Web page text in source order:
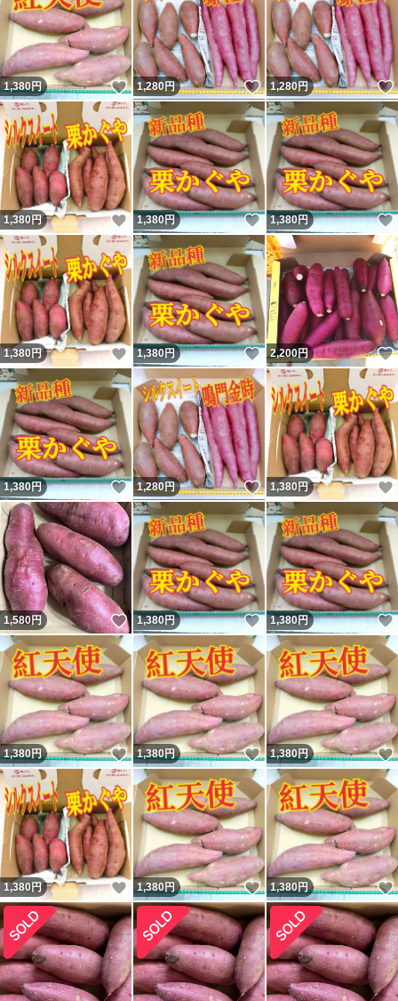
1,380円 いいね！
1,280円 いいね！
1,280円
1,380円 いいね！
1,380円 いいね！
1,380円
1,380円 いいね！
1,380円 いいね！
2,200円
1,380円 いいね！
1,280円 いいね！
1,380円
1,580円 いいね！
1,380円 いいね！
1,380円
1,380円 いいね！
1,380円 いいね！
1,380円
1,380円 いいね！
1,380円 いいね！
1,380円